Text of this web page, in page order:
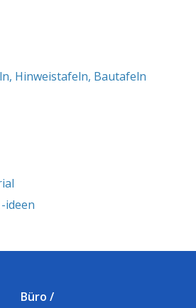
Hinweistafeln, Bautafeln
ideen
Büro /